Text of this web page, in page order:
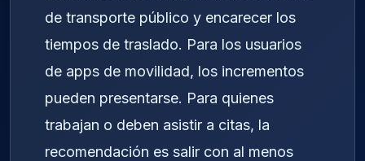
de transporte público y encarecer los
tiempos de traslado. Para los usuarios
de apps de movilidad, los incrementos
pueden presentarse. Para quienes
trabajan o deben asistir a citas, la
recomendación es salir con al menos